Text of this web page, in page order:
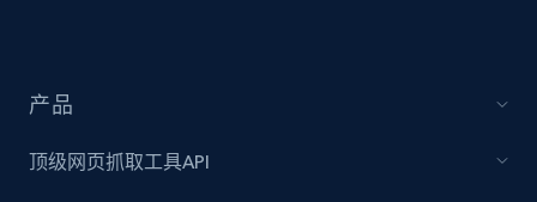
Amazon products global dataset
price, Currency, Availability, Reviews count, and
产品
顶级网页抓取工具API